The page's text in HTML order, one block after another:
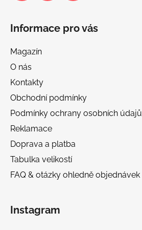
Informace pro vás
Magazín
O nás
Kontakty
Obchodní podmínky
Podmínky ochrany osobních údajů
Reklamace
Doprava a platba
Tabulka velikostí
FAQ & otázky ohledně objednávek
Instagram